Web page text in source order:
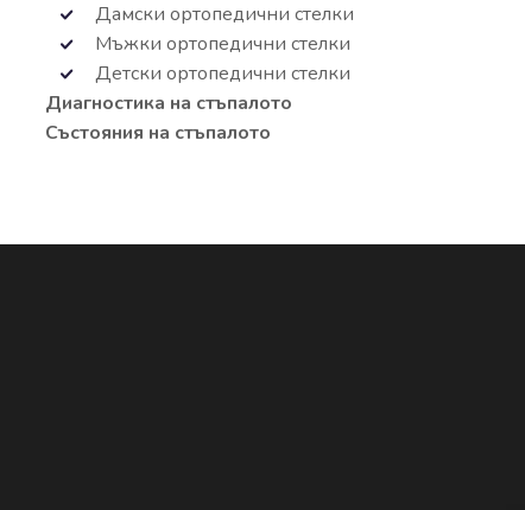
Дамски ортопедични стелки
Мъжки ортопедични стелки
Детски ортопедични стелки
Диагностика на стъпалото
Състояния на стъпалото